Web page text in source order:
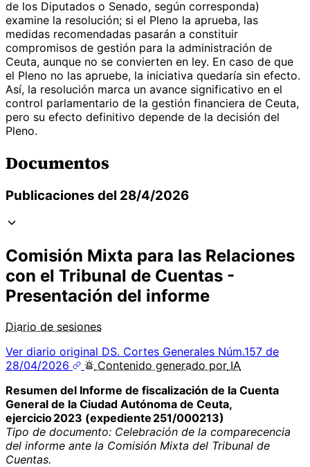
de los Diputados o Senado, según corresponda)
examine la resolución; si el Pleno la aprueba, las
medidas recomendadas pasarán a constituir
compromisos de gestión para la administración de
Ceuta, aunque no se convierten en ley. En caso de que
el Pleno no las apruebe, la iniciativa quedaría sin efecto.
Así, la resolución marca un avance significativo en el
control parlamentario de la gestión financiera de Ceuta,
pero su efecto definitivo depende de la decisión del
Pleno.
Documentos
Publicaciones del 28/4/2026
Comisión Mixta para las Relaciones
con el Tribunal de Cuentas -
Presentación del informe
Diario de sesiones
Ver diario original DS. Cortes Generales Núm.157 de
28/04/2026
Contenido generado por IA
Resumen del Informe de fiscalización de la Cuenta
General de la Ciudad Autónoma de Ceuta,
ejercicio 2023 (expediente 251/000213)
Tipo de documento: Celebración de la comparecencia
del informe ante la Comisión Mixta del Tribunal de
Cuentas.